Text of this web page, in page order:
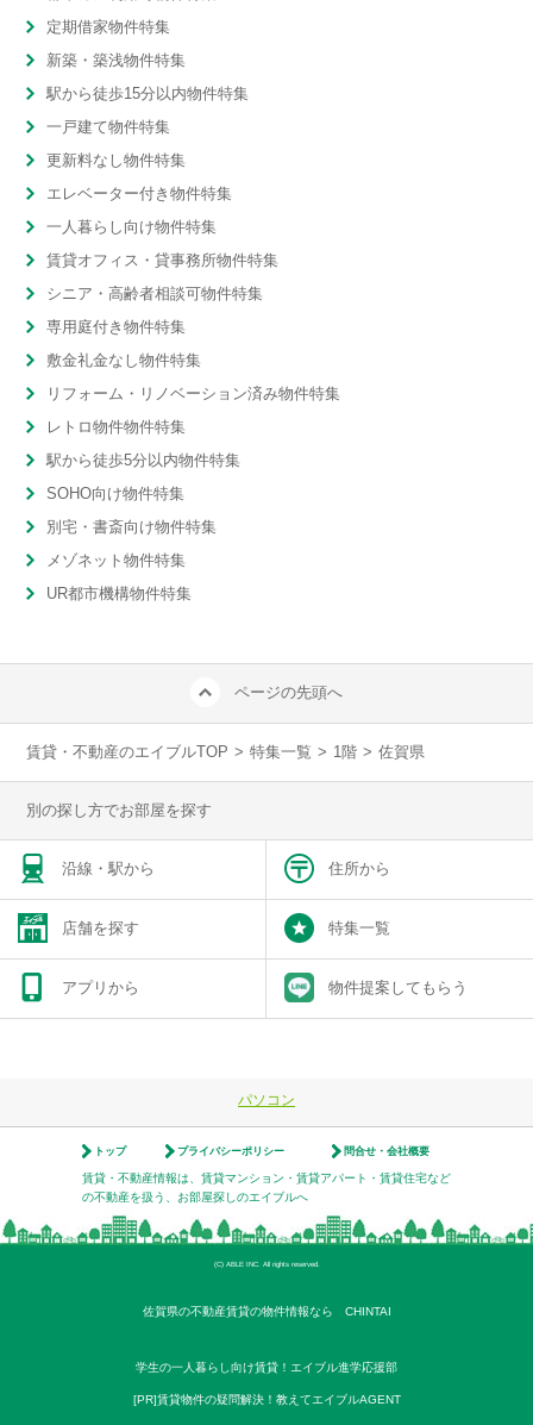
定期借家物件特集
新築・築浅物件特集
駅から徒歩15分以内物件特集
一戸建て物件特集
更新料なし物件特集
エレベーター付き物件特集
一人暮らし向け物件特集
賃貸オフィス・貸事務所物件特集
シニア・高齢者相談可物件特集
専用庭付き物件特集
敷金礼金なし物件特集
リフォーム・リノベーション済み物件特集
レトロ物件物件特集
駅から徒歩5分以内物件特集
SOHO向け物件特集
別宅・書斎向け物件特集
メゾネット物件特集
UR都市機構物件特集
ページの先頭へ
賃貸・不動産のエイブルTOP > 特集一覧 > 1階 > 佐賀県
別の探し方でお部屋を探す
沿線・駅から 住所から
店舗を探す 特集一覧
アプリから 物件提案してもらう
パソコン
トップ プライバシーポリシー 問合せ・会社概要
賃貸・不動産情報は、賃貸マンション・賃貸アパート・賃貸住宅など
の不動産を扱う、お部屋探しのエイブルへ
(C) ABLE INC. All rights reserved.
佐賀県の不動産賃貸の物件情報なら CHINTAI
学生の一人暮らし向け賃貸！エイブル進学応援部
[PR]賃貸物件の疑問解決！教えてエイブルAGENT